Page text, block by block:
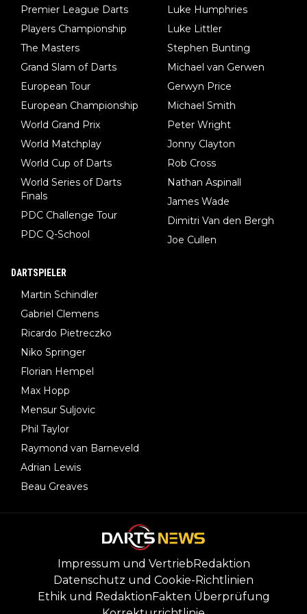
man nur zum Neurologen und nicht zum Mentaltrainer gehen…
Premier League Darts
Players Championship
The Masters
Grand Slam of Darts
European Tour
European Championship
World Grand Prix
World Matchplay
World Cup of Darts
World Series of Darts
Finals
PDC Challenge Tour
PDC Q-School
Luke Humphries
Luke Littler
Stephen Bunting
Michael van Gerwen
Gerwyn Price
Michael Smith
Peter Wright
Jonny Clayton
Rob Cross
Nathan Aspinall
James Wade
Dimitri Van den Bergh
Joe Cullen
DARTSPIELER
Martin Schindler
Gabriel Clemens
Ricardo Pietreczko
Niko Springer
Florian Hempel
Max Hopp
Mensur Suljovic
Phil Taylor
Raymond van Barneveld
Adrian Lewis
Beau Greaves
Impressum und VertriebRedaktion
Datenschutz und Cookie-Richtlinien
Ethik und RedaktionFakten Überprüfung